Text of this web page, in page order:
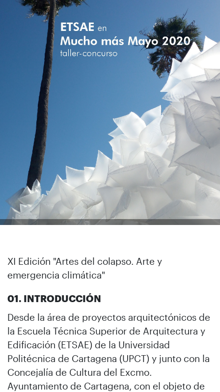
XI Edición "Artes del colapso. Arte y
emergencia climática"
01. INTRODUCCIÓN
Desde la área de proyectos arquitectónicos de
la Escuela Técnica Superior de Arquitectura y
Edificación (ETSAE) de la Universidad
Politécnica de Cartagena (UPCT) y junto con la
Concejalía de Cultura del Excmo.
Ayuntamiento de Cartagena, con el objeto de